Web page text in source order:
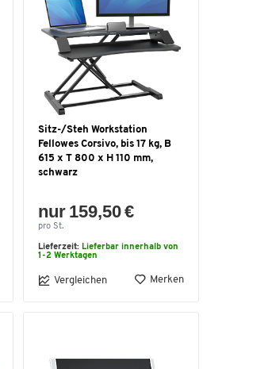
Sitz-/Steh Workstation
Fellowes Corsivo, bis 17 kg, B
615 x T 800 x H 110 mm,
schwarz
nur 159,50 €
pro St.
Lieferzeit: Lieferbar innerhalb von
1-2 Werktagen
Vergleichen Merken